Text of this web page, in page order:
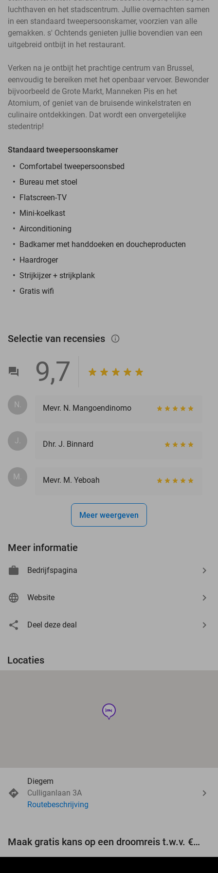
luchthaven en het stadscentrum. Jullie overnachten samen
in een standaard tweepersoonskamer, voorzien van alle
gemakken. s' Ochtends genieten jullie bovendien van een
uitgebreid ontbijt in het restaurant.
Verken na je ontbijt het prachtige centrum van Brussel,
eenvoudig te bereiken met het openbaar vervoer. Bewonder
bijvoorbeeld de Grote Markt, Manneken Pis en het
Atomium, of geniet van de bruisende winkelstraten en
culinaire ontdekkingen. Dat wordt een onvergetelijke
stedentrip!
Standaard tweepersoonskamer
Comfortabel tweepersoonsbed
Bureau met stoel
Flatscreen-TV
Mini-koelkast
Airconditioning
Badkamer met handdoeken en doucheproducten
Haardroger
Strijkijzer + strijkplank
Gratis wifi
Selectie van recensies info_outlined
9,7
N. Mevr. N. Mangoendinomo
J. Dhr. J. Binnard
M. Mevr. M. Yeboah
Meer weergeven
Meer informatie
Bedrijfspagina
Website
Deel deze deal
Locaties
hotel
Diegem
Culliganlaan 3A
Routebeschrijving
Maak gratis kans op een droomreis t.w.v. €3.000!